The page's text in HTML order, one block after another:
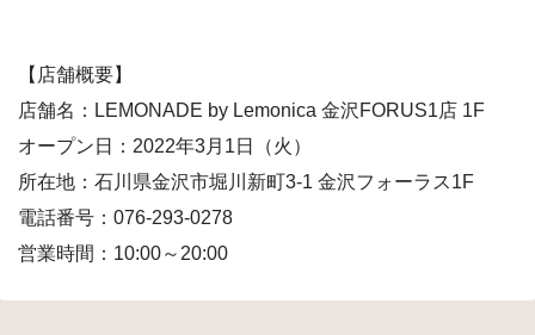
【店舗概要】
店舗名：LEMONADE by Lemonica 金沢FORUS1店 1F
オープン日：2022年3月1日（火）
所在地：石川県金沢市堀川新町3-1 金沢フォーラス1F
電話番号：076-293-0278
営業時間：10:00～20:00